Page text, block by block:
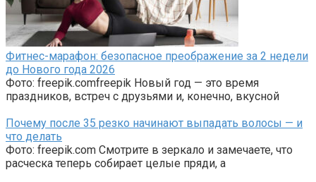
Фитнес-марафон: безопасное преображение за 2 недели
до Нового года 2026
Фото: freepik.comfreepik Новый год — это время
праздников, встреч с друзьями и, конечно, вкусной
Почему после 35 резко начинают выпадать волосы — и
что делать
Фото: freepik.com Смотрите в зеркало и замечаете, что
расческа теперь собирает целые пряди, а